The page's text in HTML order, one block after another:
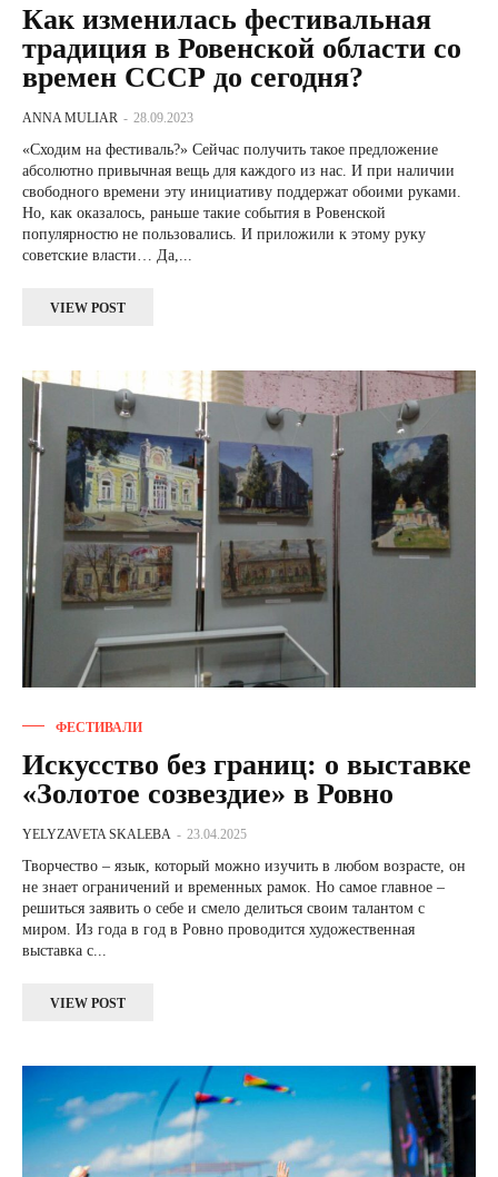
Как изменилась фестивальная
традиция в Ровенской области со
времен СССР до сегодня?
ANNA MULIAR - 28.09.2023
«Сходим на фестиваль?» Сейчас получить такое предложение
абсолютно привычная вещь для каждого из нас. И при наличии
свободного времени эту инициативу поддержат обоими руками.
Но, как оказалось, раньше такие события в Ровенской
популярностю не пользовались. И приложили к этому руку
советские власти… Да,...
VIEW POST
ФЕСТИВАЛИ
Искусство без границ: о выставке
«Золотое созвездие» в Ровно
YELYZAVETA SKALEBA - 23.04.2025
Творчество – язык, который можно изучить в любом возрасте, он
не знает ограничений и временных рамок. Но самое главное –
решиться заявить о себе и смело делиться своим талантом с
миром. Из года в год в Ровно проводится художественная
выставка с...
VIEW POST